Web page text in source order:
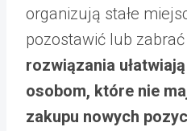
organizują stałe
pozostawić lub zabrać
rozwiązania
osobom, które nie
zakupu nowych